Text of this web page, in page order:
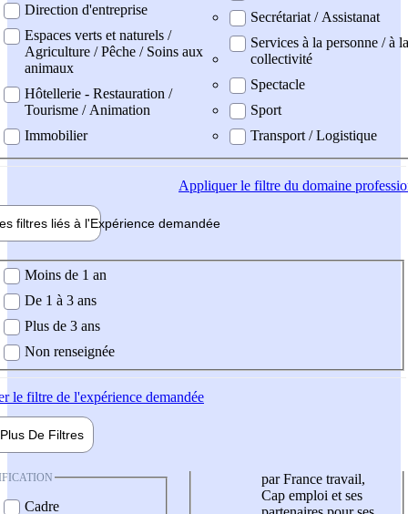
Direction d'entreprise
Espaces verts et naturels /
Agriculture / Pêche / Soins aux
animaux
Hôtellerie - Restauration /
Tourisme / Animation
Immobilier
Secrétariat / Assistanat
Services à la personne / à la
collectivité
Spectacle
Sport
Transport / Logistique
Appliquerle filtre du domaine
filtres liés à l'Expérience demandée
demandée
Moins de 1 an
De 1 à 3 ans
Plus de 3 ans
Non renseignée
le filtre de l'expérience demandée
Plus De Filtres
Cadre
par France travail,
Cap emploi et ses